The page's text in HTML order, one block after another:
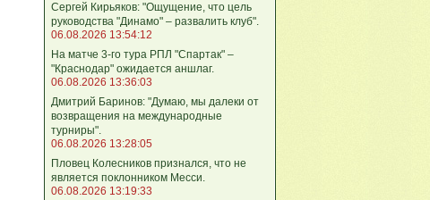
Сергей Кирьяков: "Ощущение, что цель
руководства "Динамо" – развалить клуб".
06.08.2026 13:54:12
На матче 3-го тура РПЛ "Спартак" –
"Краснодар" ожидается аншлаг.
06.08.2026 13:36:03
Дмитрий Баринов: "Думаю, мы далеки от
возвращения на международные
турниры".
06.08.2026 13:28:05
Пловец Колесников признался, что не
является поклонником Месси.
06.08.2026 13:19:33